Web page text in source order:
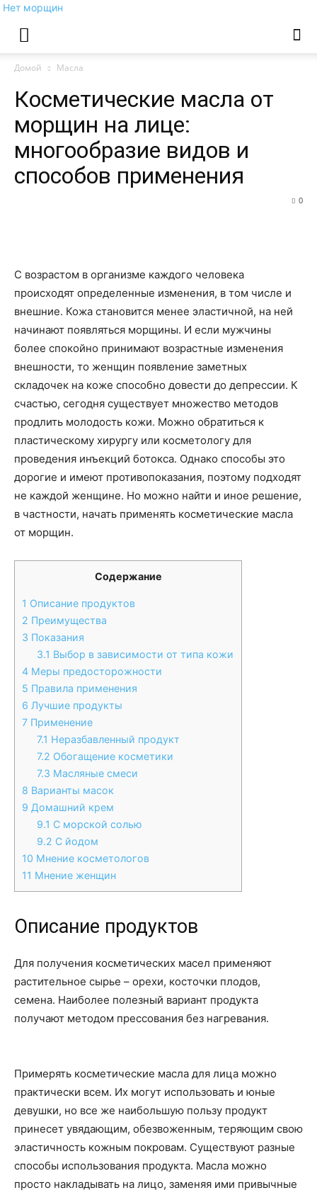
Нет морщин
Домой Масла
Косметические масла от
морщин на лице:
многообразие видов и
способов применения
0
С возрастом в организме каждого человека
происходят определенные изменения, в том числе и
внешние. Кожа становится менее эластичной, на ней
начинают появляться морщины. И если мужчины
более спокойно принимают возрастные изменения
внешности, то женщин появление заметных
складочек на коже способно довести до депрессии. К
счастью, сегодня существует множество методов
продлить молодость кожи. Можно обратиться к
пластическому хирургу или косметологу для
проведения инъекций ботокса. Однако способы это
дорогие и имеют противопоказания, поэтому подходят
не каждой женщине. Но можно найти и иное решение,
в частности, начать применять косметические масла
от морщин.
Содержание
1 Описание продуктов
2 Преимущества
3 Показания
3.1 Выбор в зависимости от типа кожи
4 Меры предосторожности
5 Правила применения
6 Лучшие продукты
7 Применение
7.1 Неразбавленный продукт
7.2 Обогащение косметики
7.3 Масляные смеси
8 Варианты масок
9 Домашний крем
9.1 С морской солью
9.2 С йодом
10 Мнение косметологов
11 Мнение женщин
Описание продуктов
Для получения косметических масел применяют
растительное сырье – орехи, косточки плодов,
семена. Наиболее полезный вариант продукта
получают методом прессования без нагревания.
Примерять косметические масла для лица можно
практически всем. Их могут использовать и юные
девушки, но все же наибольшую пользу продукт
принесет увядающим, обезвоженным, теряющим свою
эластичность кожным покровам. Существуют разные
способы использования продукта. Масла можно
просто накладывать на лицо, заменяя ими привычные